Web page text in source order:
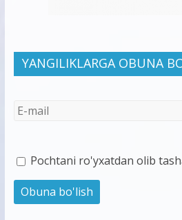
YANGILIKLARGA OBUNA
Pochtani ro'yxatdan olib